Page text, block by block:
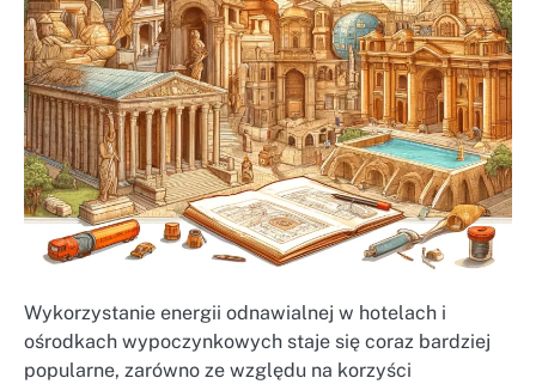
Wykorzystanie energii odnawialnej w hotelach i
ośrodkach wypoczynkowych staje się coraz bardziej
popularne, zarówno ze względu na korzyści